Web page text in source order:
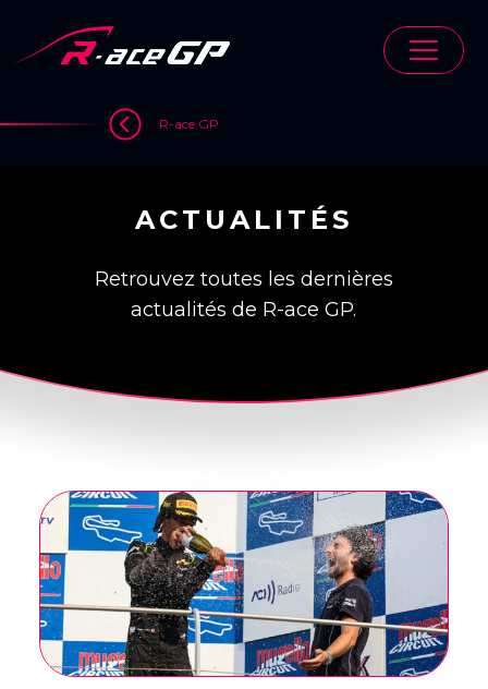
content
English(Anglais) Français
R-ace GP
ACTUALITÉS
Retrouvez toutes les dernières
actualités de R-ace GP.